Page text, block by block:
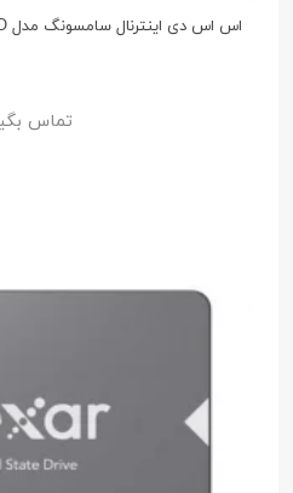
اس اس دی اینترنال سامسونگ مدل 870EVO ظرفیت 250 گیگابایت
تماس